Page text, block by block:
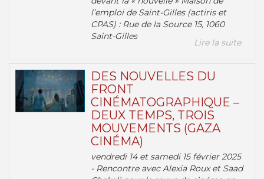
l’emploi de Saint-Gilles (actiris et
CPAS) : Rue de la Source 15, 1060
Saint-Gilles
Lire la suite
DES NOUVELLES DU
FRONT
CINÉMATOGRAPHIQUE –
DEUX TEMPS, TROIS
MOUVEMENTS (GAZA
CINÉMA)
vendredi 14 et samedi 15 février 2025
- Rencontre avec Alexia Roux et Saad